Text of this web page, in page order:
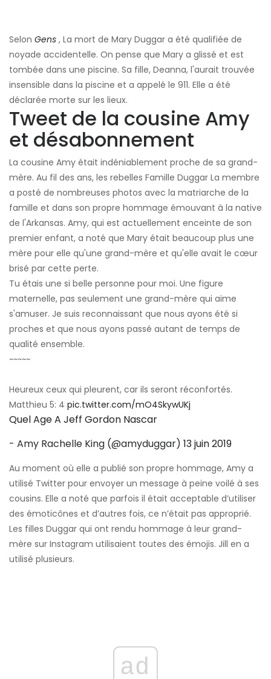
Selon Gens , La mort de Mary Duggar a été qualifiée de
noyade accidentelle. On pense que Mary a glissé et est
tombée dans une piscine. Sa fille, Deanna, l'aurait trouvée
insensible dans la piscine et a appelé le 911. Elle a été
déclarée morte sur les lieux.
Tweet de la cousine Amy
et désabonnement
La cousine Amy était indéniablement proche de sa grand-
mère. Au fil des ans, les rebelles Famille Duggar La membre
a posté de nombreuses photos avec la matriarche de la
famille et dans son propre hommage émouvant à la native
de l'Arkansas. Amy, qui est actuellement enceinte de son
premier enfant, a noté que Mary était beaucoup plus une
mère pour elle qu'une grand-mère et qu'elle avait le cœur
brisé par cette perte.
Tu étais une si belle personne pour moi. Une figure
maternelle, pas seulement une grand-mère qui aime
s'amuser. Je suis reconnaissant que nous ayons été si
proches et que nous ayons passé autant de temps de
qualité ensemble.
~~~~~
Heureux ceux qui pleurent, car ils seront réconfortés.
Matthieu 5: 4 pic.twitter.com/mO4SkywUKj
Quel Age A Jeff Gordon Nascar
- Amy Rachelle King (@amyduggar) 13 juin 2019
Au moment où elle a publié son propre hommage, Amy a
utilisé Twitter pour envoyer un message à peine voilé à ses
cousins. Elle a noté que parfois il était acceptable d’utiliser
des émoticônes et d’autres fois, ce n’était pas approprié.
Les filles Duggar qui ont rendu hommage à leur grand-
mère sur Instagram utilisaient toutes des émojis. Jill en a
utilisé plusieurs.
ad